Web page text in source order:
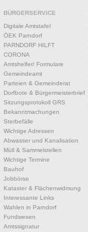
BÜRGERSERVICE
Digitale Amtstafel
ÖEK Parndorf
PARNDORF HILFT
CORONA
Amtshelfer/ Formulare
Gemeindeamt
Parteien & Gemeinderat
Dorfbote & Bürgermeisterbrief
Sitzungsprotokoll GRS
Bekanntmachungen
Sterbefälle
Wichtige Adressen
Abwasser und Kanalisation
Müll & Sammelstellen
Wichtige Termine
Bauhof
Jobbörse
Kataster & Flächenwidmung
Interessante Links
Wahlen in Parndorf
Fundwesen
Amtssignatur